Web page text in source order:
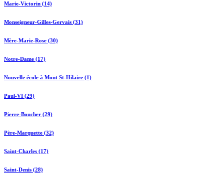
Marie-Victorin (14)
Monseigneur-Gilles-Gervais (31)
Mère-Marie-Rose (30)
Notre-Dame (17)
Nouvelle école à Mont St-Hilaire (1)
Paul-VI (29)
Pierre-Boucher (29)
Père-Marquette (32)
Saint-Charles (17)
Saint-Denis (28)